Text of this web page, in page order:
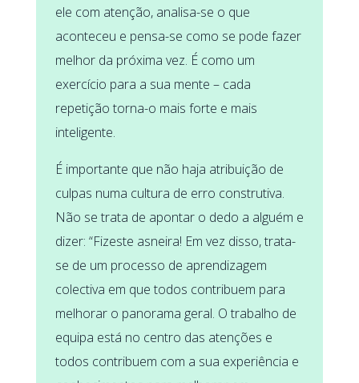
ele com atenção, analisa-se o que
aconteceu e pensa-se como se pode fazer
melhor da próxima vez. É como um
exercício para a sua mente – cada
repetição torna-o mais forte e mais
inteligente.
É importante que não haja atribuição de
culpas numa cultura de erro construtiva.
Não se trata de apontar o dedo a alguém e
dizer: “Fizeste asneira! Em vez disso, trata-
se de um processo de aprendizagem
colectiva em que todos contribuem para
melhorar o panorama geral. O trabalho de
equipa está no centro das atenções e
todos contribuem com a sua experiência e